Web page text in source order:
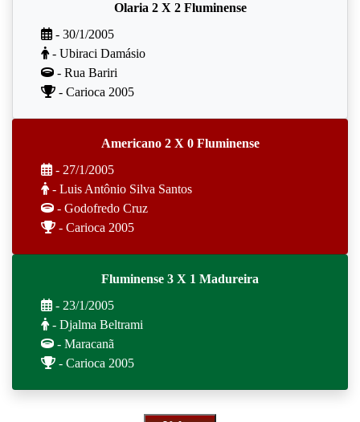
Olaria 2 X 2 Fluminense
- 30/1/2005
- Ubiraci Damásio
- Rua Bariri
- Carioca 2005
Americano 2 X 0 Fluminense
- 27/1/2005
- Luis Antônio Silva Santos
- Godofredo Cruz
- Carioca 2005
Fluminense 3 X 1 Madureira
- 23/1/2005
- Djalma Beltrami
- Maracanã
- Carioca 2005